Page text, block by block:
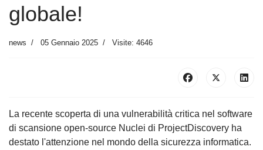
globale!
news 05 Gennaio 2025 Visite: 4646
La recente scoperta di una vulnerabilità critica nel software
di scansione open-source Nuclei di ProjectDiscovery ha
destato l'attenzione nel mondo della sicurezza informatica.